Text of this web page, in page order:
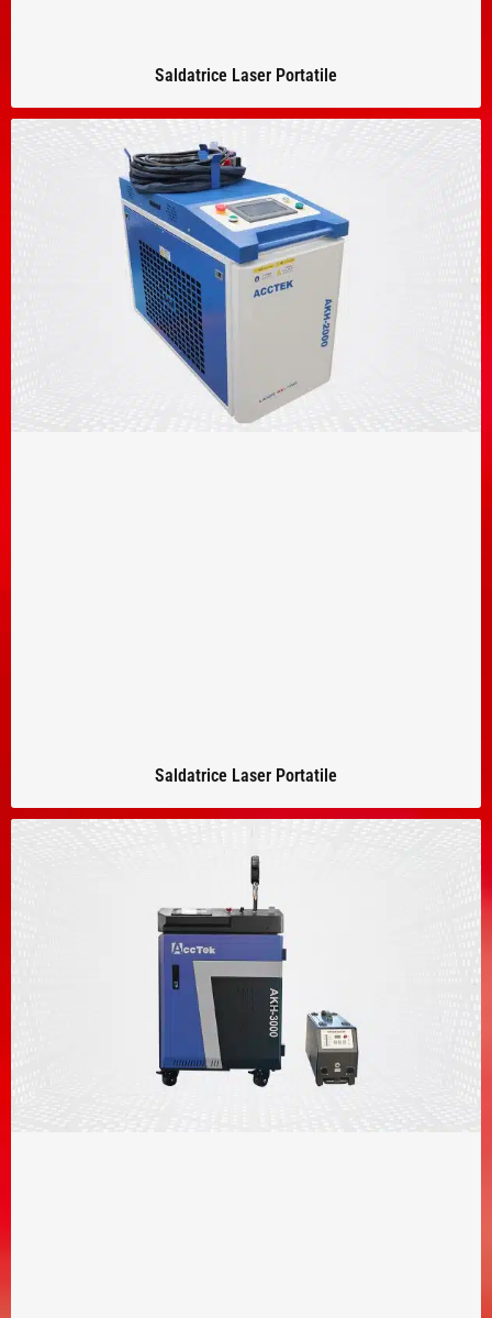
Saldatrice Laser Portatile
Saldatrice Laser Portatile